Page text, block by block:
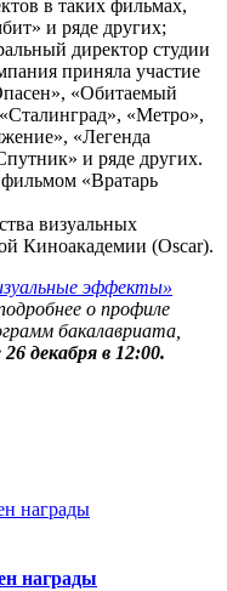
в таких фильмах,
и ряде других;
директор студии
приняла участие
«Обитаемый
«Метро»,
«Легенда
и ряде других.
«Вратарь
визуальных
Киноакадемии (Oscar).
эффекты»
о профиле
бакалавриата,
26 декабря в 12:00.
награды